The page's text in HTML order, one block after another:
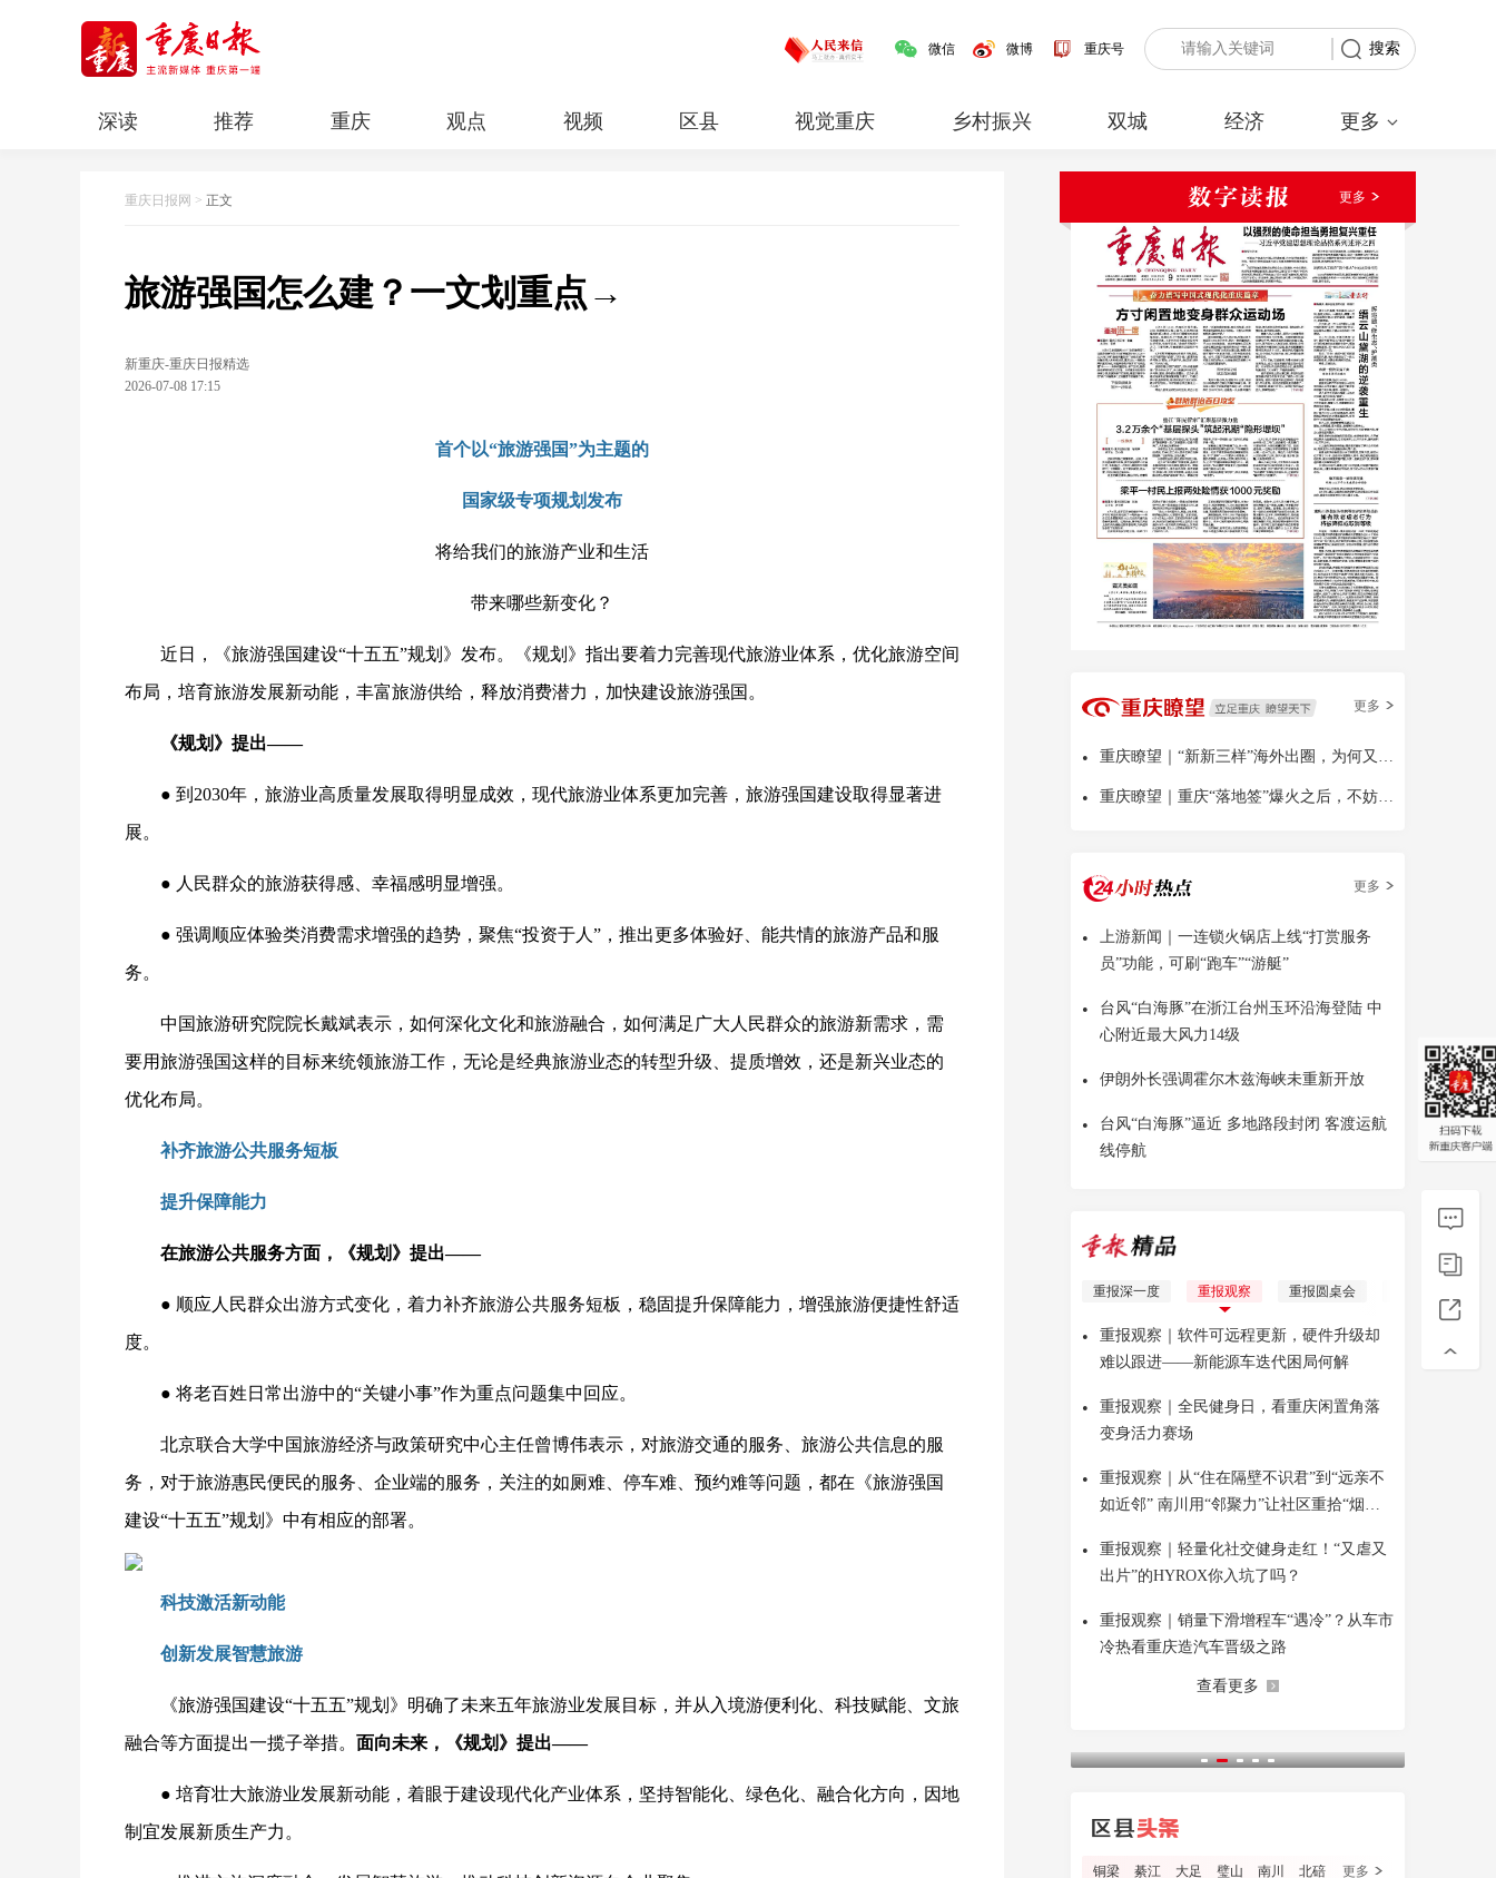
微信 微博 重庆号 搜索
深读 推荐 重庆 观点 视频 区县 视觉重庆 乡村振兴 双城 经济 更多
重庆日报网 > 正文
旅游强国怎么建？一文划重点→
新重庆-重庆日报精选
2026-07-08 17:15
首个以“旅游强国”为主题的
国家级专项规划发布
将给我们的旅游产业和生活
带来哪些新变化？
近日，《旅游强国建设“十五五”规划》发布。《规划》指出要着力完善现代旅游业体系，优化旅游空间
布局，培育旅游发展新动能，丰富旅游供给，释放消费潜力，加快建设旅游强国。
《规划》提出——
● 到2030年，旅游业高质量发展取得明显成效，现代旅游业体系更加完善，旅游强国建设取得显著进
展。
● 人民群众的旅游获得感、幸福感明显增强。
● 强调顺应体验类消费需求增强的趋势， 聚焦“投资于人” ，推出更多体验好、能共情的旅游产品和服
务。
中国旅游研究院院长戴斌表示，如何深化文化和旅游融合，如何满足广大人民群众的旅游新需求，需
要用旅游强国这样的目标来统领旅游工作，无论是经典旅游业态的转型升级、提质增效，还是新兴业态的
优化布局。
补齐旅游公共服务短板
提升保障能力
在旅游公共服务方面，《规划》提出——
● 顺应人民群众出游方式变化，着力补齐旅游公共服务短板，稳固提升保障能力，增强旅游便捷性舒适
度。
● 将老百姓日常出游中的“关键小事”作为重点问题集中回应。
北京联合大学中国旅游经济与政策研究中心主任曾博伟表示，对旅游交通的服务、旅游公共信息的服
务，对于旅游惠民便民的服务、企业端的服务，关注的如厕难、停车难、预约难等问题，都在《旅游强国
建设“十五五”规划》中有相应的部署。
科技激活新动能
创新发展智慧旅游
《旅游强国建设“十五五”规划》明确了未来五年旅游业发展目标，并从入境游便利化、科技赋能、文旅
融合等方面提出一揽子举措。 面向未来，《规划》提出——
● 培育壮大旅游业发展新动能，着眼于建设现代化产业体系，坚持智能化、绿色化、融合化方向，因地
制宜发展新质生产力。
更多
更多
• 重庆瞭望｜“新新三样”海外出圈，为何又是中国
• 重庆瞭望｜重庆“落地签”爆火之后，不妨多问几句
更多
•
上游新闻｜一连锁火锅店上线“打赏服务
员”功能，可刷“跑车”“游艇”
•
台风“白海豚”在浙江台州玉环沿海登陆 中
心附近最大风力14级
• 伊朗外长强调霍尔木兹海峡未重新开放
•
台风“白海豚”逼近 多地路段封闭 客渡运航
线停航
重报深一度 重报观察 重报圆桌会
•
重报观察｜软件可远程更新，硬件升级却
难以跟进——新能源车迭代困局何解
•
重报观察｜全民健身日，看重庆闲置角落
变身活力赛场
•
重报观察｜从“住在隔壁不识君”到“远亲不
如近邻” 南川用“邻聚力”让社区重拾“烟火
•
重报观察｜轻量化社交健身走红！“又虐又
出片”的HYROX你入坑了吗？
•
重报观察｜销量下滑增程车“遇冷”？从车市
冷热看重庆造汽车晋级之路
查看更多
铜梁 綦江 大足 璧山 南川 北碚 更多